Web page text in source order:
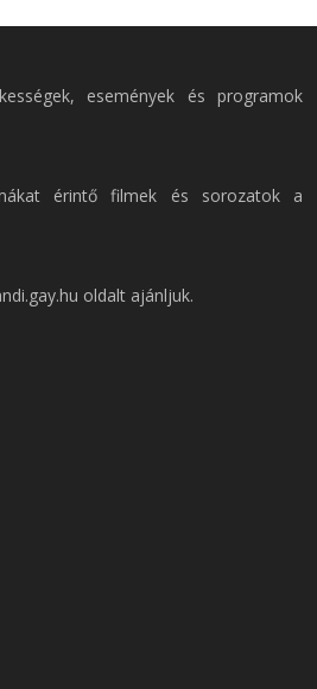
események és programok
érintő filmek és sorozatok a
oldalt ajánljuk.